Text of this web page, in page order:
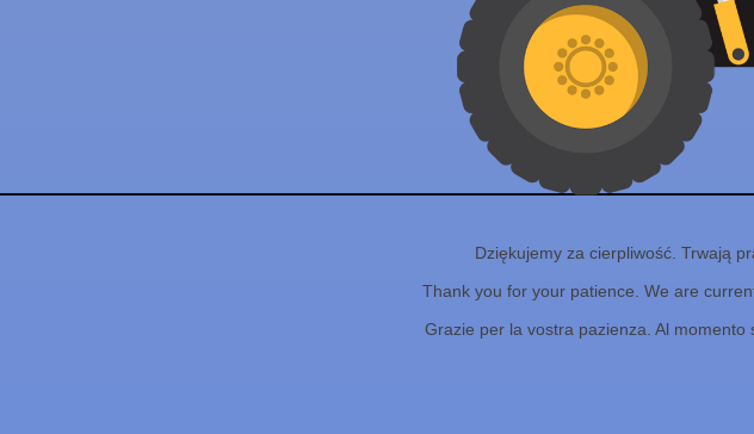
Dziękujemy za cierpliwość. Trwają
Thank you for your patience. We are
Grazie per la vostra pazienza. Al